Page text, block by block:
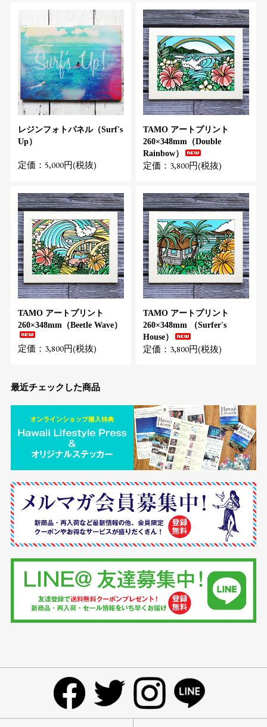
レジンフォトパネル（Surf's
Up）
定価：5,000円(税抜)
TAMO アートプリント
260×348mm（Double
Rainbow）
定価：3,800円(税抜)
TAMO アートプリント
260×348mm（Beetle Wave）
定価：3,800円(税抜)
TAMO アートプリント
260×348mm （Surfer's
House）
定価：3,800円(税抜)
最近チェックした商品